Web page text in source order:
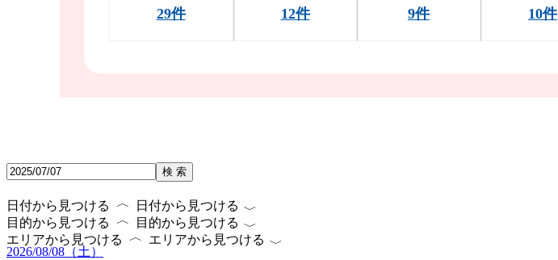
29件 12件 9件 10件
検 索
日付から見つける 〈 日付から見つける 〈
2026/08/08（土）
目的から見つける 〈 目的から見つける 〈
エリアから見つける 〈 エリアから見つける 〈